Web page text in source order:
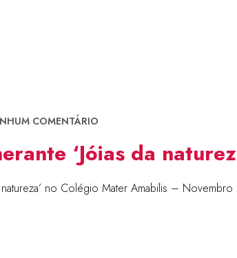
COMENTÁRIO
‘Jóias da
natureza’ no Colégio Mater Amabilis –